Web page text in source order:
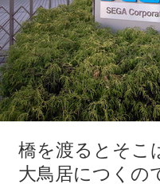
橋を渡るとそこ
大鳥居につくの